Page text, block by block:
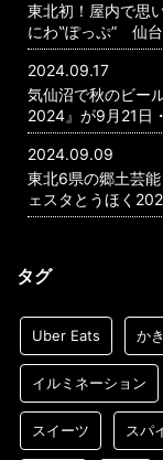
東北初！屋内で思
にわ‟ぽっぷ” 仙台
2024.09.17
気仙沼で秋のビー
2024』が9月21日
2024.09.09
東北6県の郷土芸
ェスタとうほく
タグ
Uber Eats か
イルミネーション
スイーツ スパ